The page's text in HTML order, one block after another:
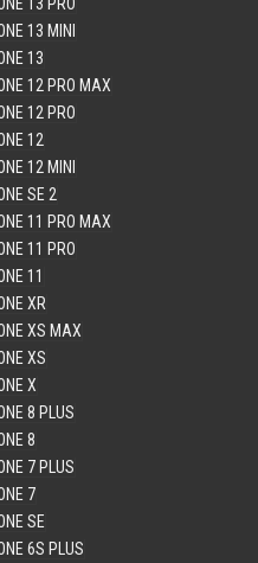
13 MINI
13
12 PRO MAX
12 PRO
12
12 MINI
SE 2
11 PRO MAX
11 PRO
11
XR
XS MAX
XS
X
8 PLUS
8
7 PLUS
7
SE
6S PLUS